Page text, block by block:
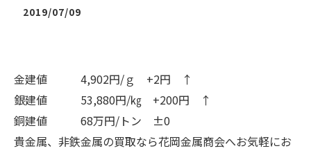
2019/07/09
金建値 4,902円/ｇ +2円 ↑
銀建値 53,880円/㎏ +200円 ↑
銅建値 68万円/トン ±0
貴金属、非鉄金属の買取なら花岡金属商会へお気軽にお